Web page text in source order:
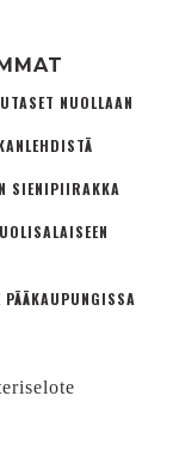
NUOLLAAN
SIENIPIIRAKKA